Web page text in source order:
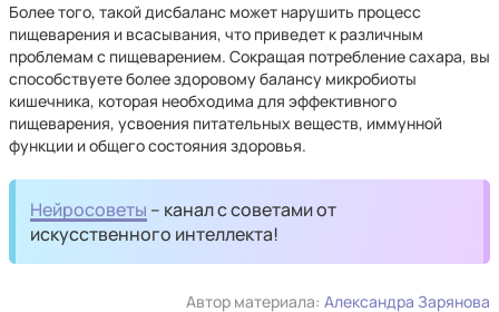
Более того, такой дисбаланс может нарушить процесс
пищеварения и всасывания, что приведет к различным
проблемам с пищеварением. Сокращая потребление сахара, вы
способствуете более здоровому балансу микробиоты
кишечника, которая необходима для эффективного
пищеварения, усвоения питательных веществ, иммунной
функции и общего состояния здоровья.
Нейросоветы – канал с советами от
искусственного интеллекта!
Автор материала: Александра Зарянова